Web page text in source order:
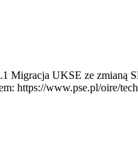
Migracja UKSE ze
https://www.pse.pl/oire/